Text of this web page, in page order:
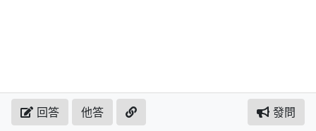
回答 他答 發問